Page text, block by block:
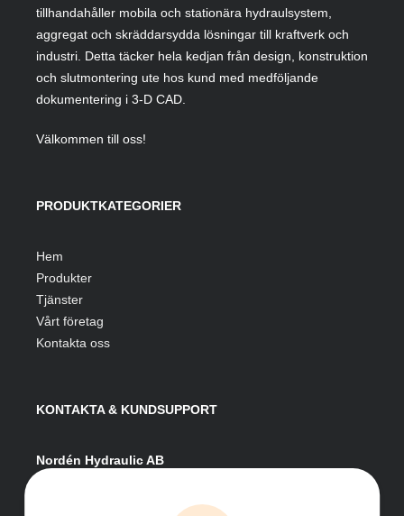
tillhandahåller mobila och stationära hydraulsystem,
aggregat och skräddarsydda lösningar till kraftverk och
industri. Detta täcker hela kedjan från design, konstruktion
och slutmontering ute hos kund med medföljande
dokumentering i 3-D CAD.
Välkommen till oss!
PRODUKTKATEGORIER
Hem
Produkter
Tjänster
Vårt företag
Kontakta oss
KONTAKTA & KUNDSUPPORT
Nordén Hydraulic AB